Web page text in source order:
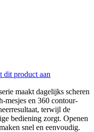
dit product aan
maakt dagelijks scheren
mesjes en 360 contour-
terwijl de
bediening zorgt. Openen
snel en eenvoudig.